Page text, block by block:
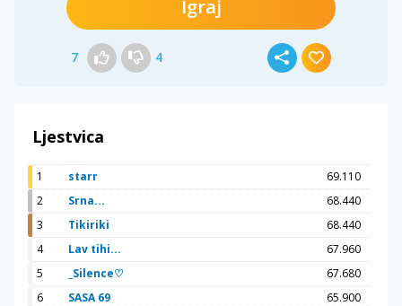
Igraj
7 4
Ljestvica
1 starr
69.110
2
Srna...
68.440
3
Tikiriki
68.440
4
Lav tihi...
67.960
5
_Silence♡
67.680
6
SASA 69
65.900